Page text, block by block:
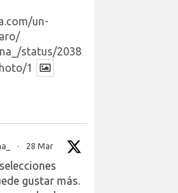
un-
status/2038
1
· 28 Mar
gustar más.